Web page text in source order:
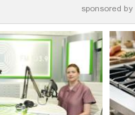
sponsored by